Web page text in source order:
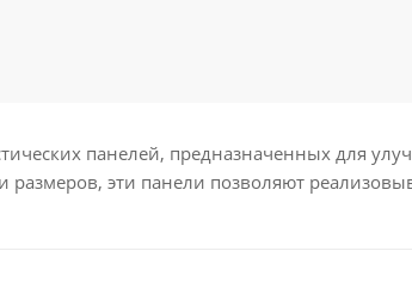
панелей, предназначенных для
эти панели позволяют